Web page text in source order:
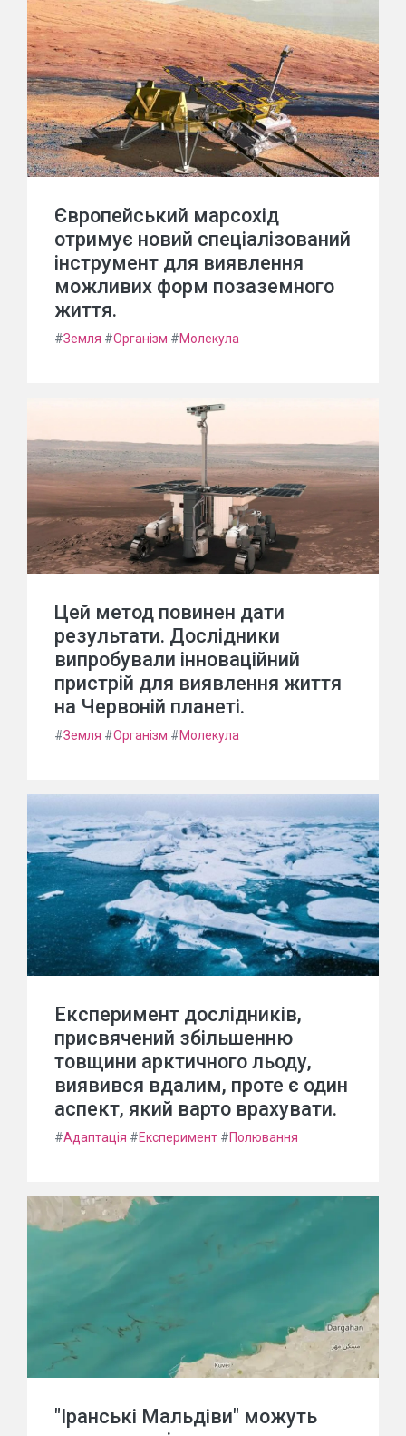
Європейський марсохід
отримує новий спеціалізований
інструмент для виявлення
можливих форм позаземного
життя.
#Земля #Організм #Молекула
Цей метод повинен дати
результати. Дослідники
випробували інноваційний
пристрій для виявлення життя
на Червоній планеті.
#Земля #Організм #Молекула
Експеримент дослідників,
присвячений збільшенню
товщини арктичного льоду,
виявився вдалим, проте є один
аспект, який варто врахувати.
#Адаптація #Експеримент #Полювання
"Іранські Мальдіви" можуть